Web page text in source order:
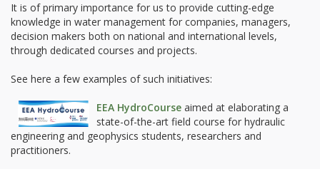
It is of primary importance for us to provide cutting-edge
knowledge in water management for companies, managers,
decision makers both on national and international levels,
through dedicated courses and projects.
See here a few examples of such initiatives:
EEA HydroCourse aimed at elaborating a
state-of-the-art field course for hydraulic
engineering and geophysics students, researchers and
practitioners.